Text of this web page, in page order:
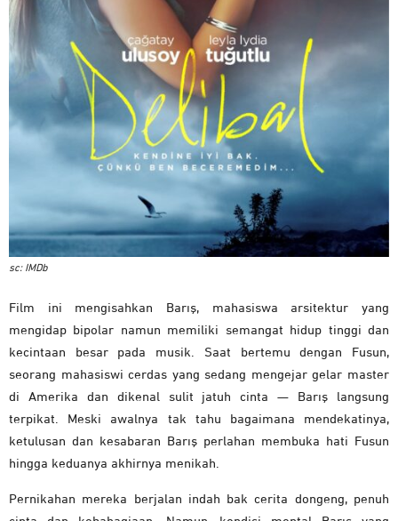
sc: IMDb
Film ini mengisahkan Barış, mahasiswa arsitektur yang
mengidap bipolar namun memiliki semangat hidup tinggi dan
kecintaan besar pada musik. Saat bertemu dengan Fusun,
seorang mahasiswi cerdas yang sedang mengejar gelar master
di Amerika dan dikenal sulit jatuh cinta — Barış langsung
terpikat. Meski awalnya tak tahu bagaimana mendekatinya,
ketulusan dan kesabaran Barış perlahan membuka hati Fusun
hingga keduanya akhirnya menikah.
Pernikahan mereka berjalan indah bak cerita dongeng, penuh